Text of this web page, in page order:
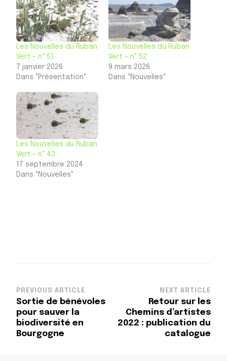
Les Nouvelles du Ruban
Vert – n° 51
7 janvier 2026
Dans "Présentation"
Les Nouvelles du Ruban
Vert – n° 52
9 mars 2026
Dans "Nouvelles"
Les Nouvelles du Ruban
Vert – n° 43
17 septembre 2024
Dans "Nouvelles"
Post
Navigation
PREVIOUS ARTICLE
Sortie de bénévoles
pour sauver la
biodiversité en
Bourgogne
NEXT ARTICLE
Retour sur les
Chemins d’artistes
2022 : publication du
catalogue